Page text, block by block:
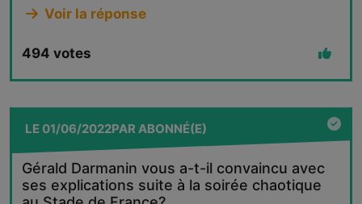
Voir la réponse
494 votes
LE01/06/2022PARABONNÉ(E)
Gérald Darmanin vous a-t-il convaincu avec
ses explications suite à la soirée chaotique